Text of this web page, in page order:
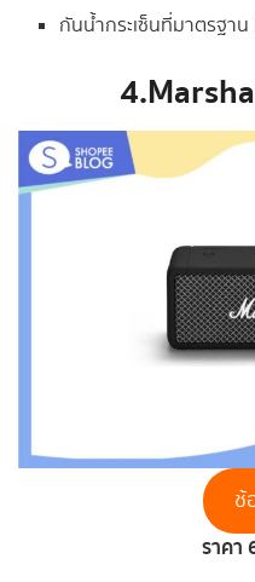
กันน้ำกระเซ็นที่มาตรฐาน
ช้
ราคา